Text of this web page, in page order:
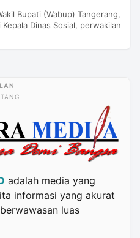
Bupati (Wabup) Tangerang,
Dinas Sosial, perwakilan
adalah media yang
informasi yang akurat
luas